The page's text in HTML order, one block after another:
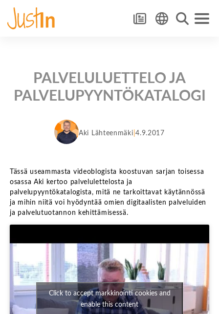
PALVELULUETTELO JA
PALVELUPYYNTÖKATALOGI
Aki Lähteenmäki 4.9.2017
Tässä useammasta videoblogista koostuvan sarjan toisessa
osassa Aki kertoo palvelulettelosta ja
palvelupyyntökatalogista, mitä ne tarkoittavat käytännössä
ja mihin niitä voi hyödyntää omien digitaalisten palveluiden
ja palvelutuotannon kehittämisessä.
Click to accept markkinointi cookies and
enable this content